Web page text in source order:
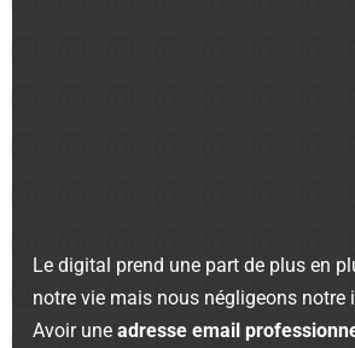
Le digital prend une part de plus en
notre vie mais nous négligeons notre
Avoir uneadresse email